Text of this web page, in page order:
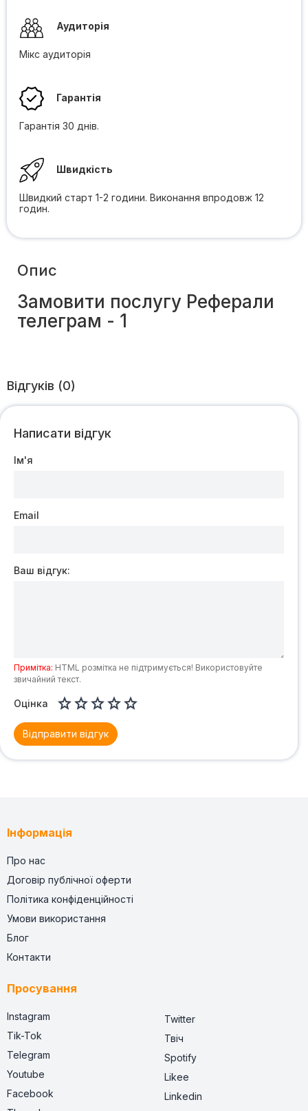
Аудиторія
Мікс аудиторія
Гарантія
Гарантія 30 днів.
Швидкість
Швидкий старт 1-2 години. Виконання впродовж 12
годин.
Опис
Замовити послугу Реферали
телеграм - 1
Відгуків (0)
Написати відгук
Ім'я
Email
Ваш відгук:
Примітка: HTML розмітка не підтримується! Використовуйте
звичайний текст.
Оцінка 
Відправити відгук
Інформація
Про нас
Договір публічної оферти
Політика конфіденційності
Умови використання
Блог
Контакти
Просування
Instagram
Tik-Tok
Telegram
Youtube
Facebook
Twitter
Твіч
Spotify
Likee
Linkedin